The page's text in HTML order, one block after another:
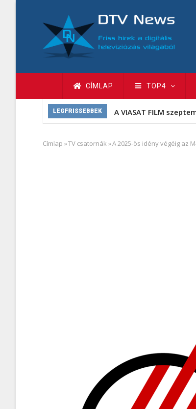
tartalomra
Fő
navigáció
CÍMLAP TOP4
LEGFRISSEBBEK A VIASAT FILM
Morzsa
Címlap »TV csatornák »A 2025-ös idény végéig az